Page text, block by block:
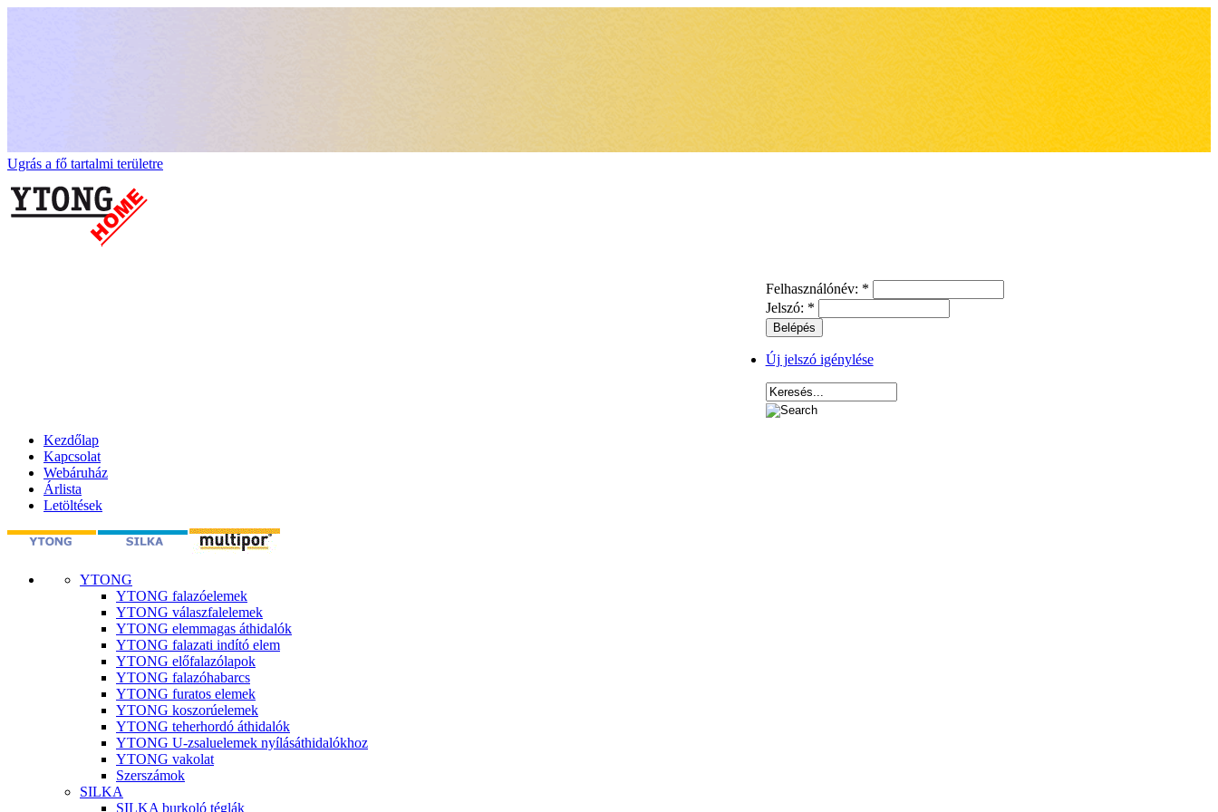
Ugrás a fő tartalmi területre
Felhasználónév: *
Jelszó: *
Új jelszó igénylése
Kezdőlap
Kapcsolat
Webáruház
Árlista
Letöltések
YTONG
YTONG falazóelemek
YTONG válaszfalelemek
YTONG elemmagas áthidalók
YTONG falazati indító elem
YTONG előfalazólapok
YTONG falazóhabarcs
YTONG furatos elemek
YTONG koszorúelemek
YTONG teherhordó áthidalók
YTONG U-zsaluelemek nyílásáthidalókhoz
YTONG vakolat
Szerszámok
SILKA
SILKA burkoló téglák